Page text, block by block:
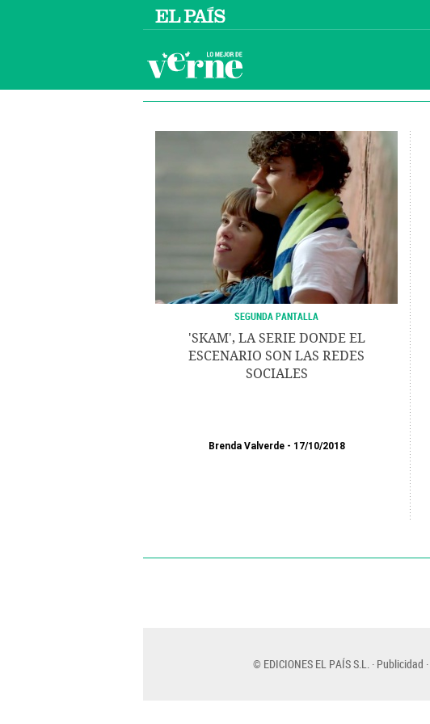
SEGUNDA PANTALLA
'SKAM', LA SERIE DONDE EL
ESCENARIO SON LAS REDES
SOCIALES
Brenda Valverde 17/10/2018
© EDICIONES EL PAÍS S.L. Publicidad